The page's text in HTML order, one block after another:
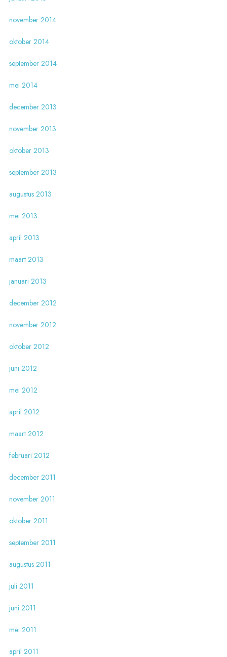
november 2014
oktober 2014
september 2014
mei 2014
december 2013
november 2013
oktober 2013
september 2013
augustus 2013
mei 2013
april 2013
maart 2013
januari 2013
december 2012
november 2012
oktober 2012
juni 2012
mei 2012
april 2012
maart 2012
februari 2012
december 2011
november 2011
oktober 2011
september 2011
augustus 2011
juli 2011
juni 2011
mei 2011
april 2011